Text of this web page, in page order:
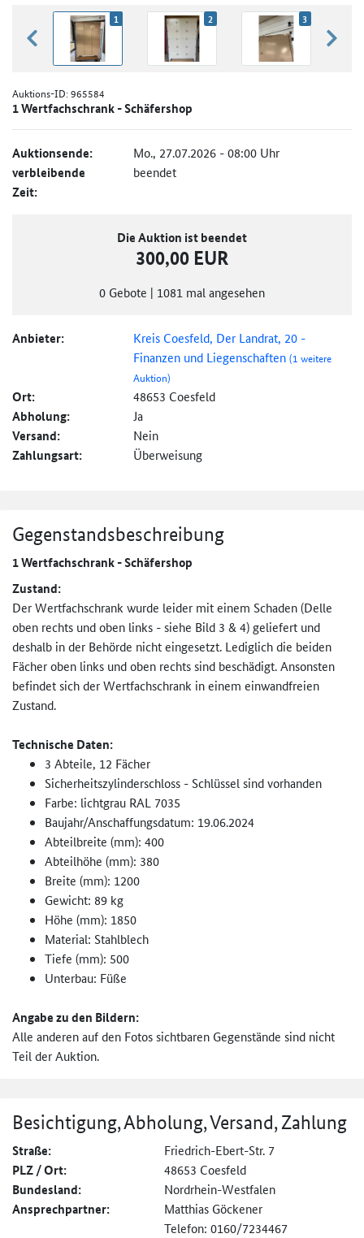
zurück blättern
1 2 3
Auktions-ID:965584
1 Wertfachschrank - Schäfershop
Auktionsende: Mo., 27.07.2026 - 08:00 Uhr
verbleibende
Zeit:
beendet
Die Auktion ist beendet
300,00 EUR
0 Gebote | 1081 mal angesehen
Anbieter:
Kreis Coesfeld, Der Landrat, 20 -
Finanzen und Liegenschaften(1 weitere
Auktion)
Ort: 48653 Coesfeld
Abholung: Ja
Versand: Nein
Zahlungsart: Überweisung
Gegenstandsbeschreibung
1 Wertfachschrank - Schäfershop
Zustand:
Der Wertfachschrank wurde leider mit einem Schaden (Delle
oben rechts und oben links - siehe Bild 3 & 4) geliefert und
deshalb in der Behörde nicht eingesetzt. Lediglich die beiden
Fächer oben links und oben rechts sind beschädigt. Ansonsten
befindet sich der Wertfachschrank in einem einwandfreien
Zustand.
Technische Daten:
3 Abteile, 12 Fächer
Sicherheitszylinderschloss - Schlüssel sind vorhanden
Farbe: lichtgrau RAL 7035
Baujahr/Anschaffungsdatum: 19.06.2024
Abteilbreite (mm): 400
Abteilhöhe (mm): 380
Breite (mm): 1200
Gewicht: 89 kg
Höhe (mm): 1850
Material: Stahlblech
Tiefe (mm): 500
Unterbau: Füße
Angabe zu den Bildern:
Alle anderen auf den Fotos sichtbaren Gegenstände sind nicht
Teil der Auktion.
Besichtigung, Abholung, Versand, Zahlung
Straße: Friedrich-Ebert-Str. 7
PLZ / Ort: 48653 Coesfeld
Bundesland: Nordrhein-Westfalen
Ansprechpartner:
Matthias Göckener
Telefon: 0160/7234467